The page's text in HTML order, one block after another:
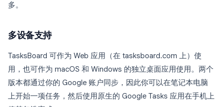
多。
多设备支持
TasksBoard 可作为 Web 应用（在 tasksboard.com 上）使
用，也可作为 macOS 和 Windows 的独立桌面应用使用。两个
版本都通过你的 Google 账户同步，因此你可以在笔记本电脑
上开始一项任务，然后使用原生的 Google Tasks 应用在手机上